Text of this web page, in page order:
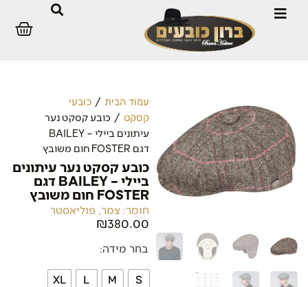
עמוד הבית /כובעי
קסקט / כובע קסקט נער
עיתונים ביילי – BAILEY
דגם FOSTER חום משובץ
כובע קסקט נער עיתונים
ביילי – BAILEY דגם
FOSTER חום משובץ
חומר: צמר, פוליאסטר
₪380.00
בחר מידה:
S
M
L
XL